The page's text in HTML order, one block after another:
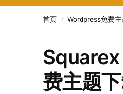
首页 / Wordpress免费主
费主题